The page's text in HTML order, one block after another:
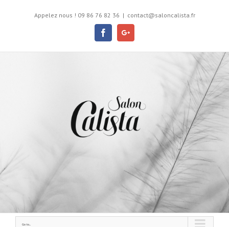
Appelez nous ! 09 86 76 82 36 | contact@saloncalista.fr
FacebookGoogle+
Go to...